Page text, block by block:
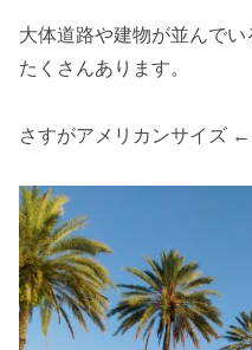
大体道路や建物が並んで
たくさんあります。
さすがアメリカンサイズ ←